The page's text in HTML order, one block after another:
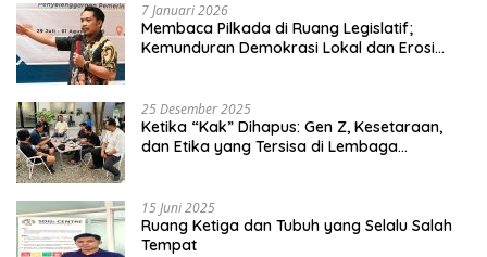
7 Januari 2026
Membaca Pilkada di Ruang Legislatif;
Kemunduran Demokrasi Lokal dan Erosi
25 Desember 2025
Ketika “Kak” Dihapus: Gen Z, Kesetaraan,
dan Etika yang Tersisa di Lembaga
15 Juni 2025
Ruang Ketiga dan Tubuh yang Selalu Salah
Tempat